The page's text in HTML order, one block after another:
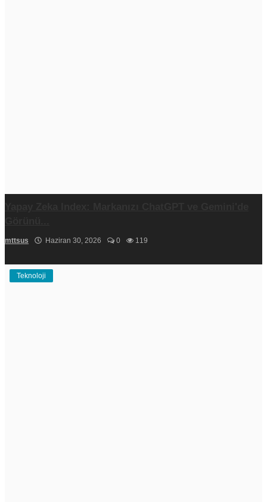
mttsus Haziran 30, 2026 0 119
Teknoloji